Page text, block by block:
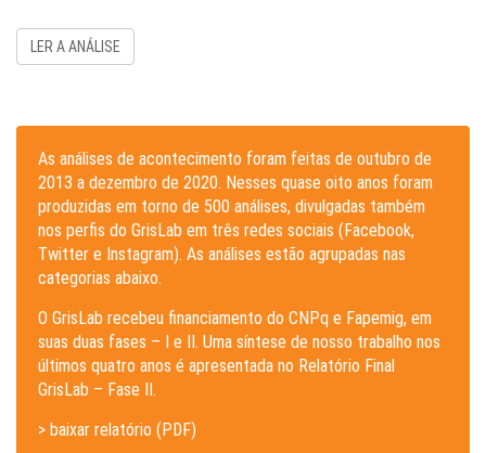
LER A ANÁLISE
As análises de acontecimento foram feitas de outubro de
2013 a dezembro de 2020. Nesses quase oito anos foram
produzidas em torno de 500 análises, divulgadas também
nos perfis do GrisLab em três redes sociais (Facebook,
Twitter e Instagram). As análises estão agrupadas nas
categorias abaixo.
O GrisLab recebeu financiamento do CNPq e Fapemig, em
suas duas fases – I e II. Uma síntese de nosso trabalho nos
últimos quatro anos é apresentada no Relatório Final
GrisLab – Fase II.
> baixar relatório (PDF)